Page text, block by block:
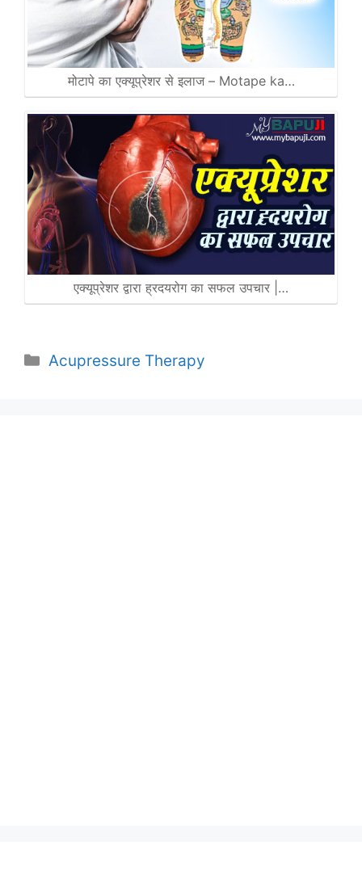
मोटापे का एक्यूप्रेशर से इलाज – Motape ka…
एक्यूप्रेशर द्वारा ह्रदयरोग का सफल उपचार |…
Categories
Acupressure Therapy